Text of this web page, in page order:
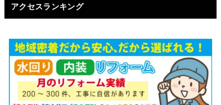
アクセスランキング